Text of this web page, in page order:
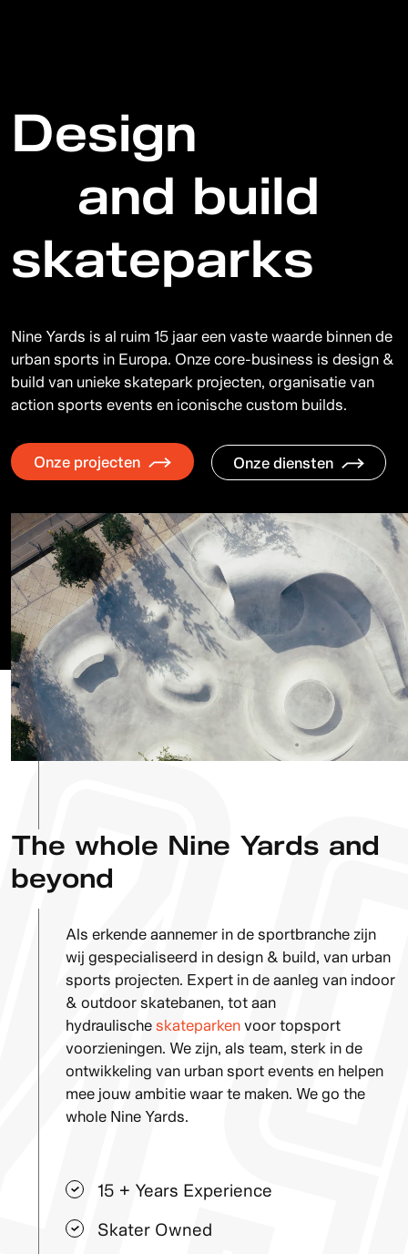
Design
and build
skateparks
Nine Yards is al ruim 15 jaar een vaste waarde binnen de
urban sports in Europa. Onze core-business is design &
build van unieke skatepark projecten, organisatie van
action sports events en iconische custom builds.
Onze projecten Onze diensten
The whole Nine Yards and
beyond
Als erkende aannemer in de sportbranche zijn
wij gespecialiseerd in design & build, van urban
sports projecten. Expert in de aanleg van indoor
& outdoor skatebanen, tot aan
hydraulischeskateparkenvoor topsport
voorzieningen. We zijn, als team, sterk in de
ontwikkeling van urban sport events en helpen
mee jouw ambitie waar te maken. We go the
whole Nine Yards.
15 + Years Experience
Skater Owned